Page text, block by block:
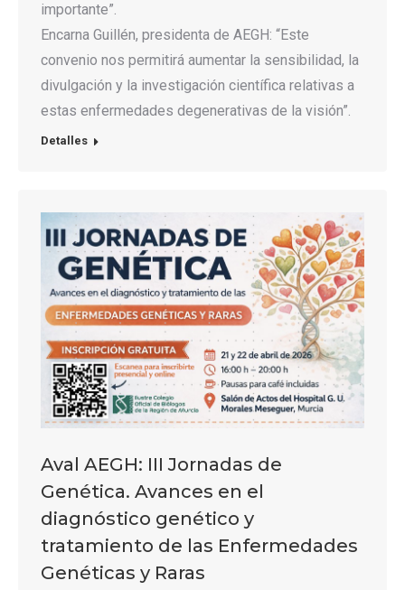
importante”.
Encarna Guillén, presidenta de AEGH: “Este
convenio nos permitirá aumentar la sensibilidad, la
divulgación y la investigación científica relativas a
estas enfermedades degenerativas de la visión”.
Detalles
Aval AEGH: III Jornadas de
Genética. Avances en el
diagnóstico genético y
tratamiento de las Enfermedades
Genéticas y Raras